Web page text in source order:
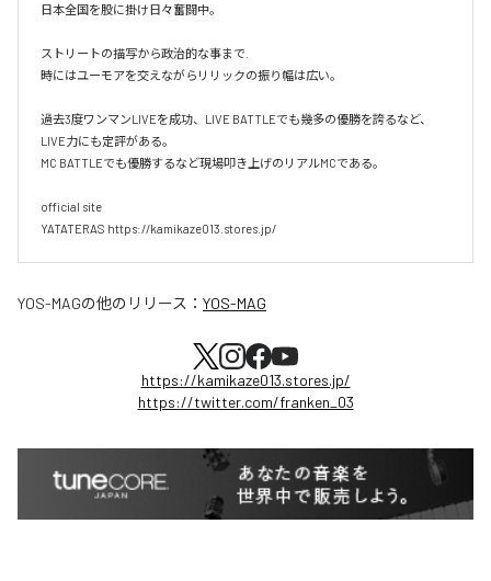
日本全国を股に掛け日々奮闘中。
ストリートの描写から政治的な事まで.
時にはユーモアを交えながらリリックの振り幅は広い。
過去3度ワンマンLIVEを成功、LIVE BATTLEでも幾多の優勝を誇るなど、
LIVE力にも定評がある。
MC BATTLEでも優勝するなど現場叩き上げのリアルMCである。
official site
YATATERAS https://kamikaze013.stores.jp/
YOS-MAGの他のリリース： YOS-MAG
https://kamikaze013.stores.jp/
https://twitter.com/franken_03